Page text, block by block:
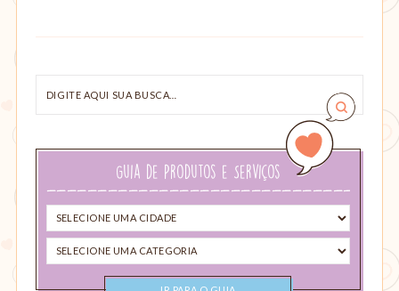
aqui
Guia de Produtos e Serviços
Selecione
uma
cidade
Selecione
uma